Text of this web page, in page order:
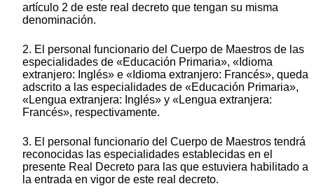
artículo 2 de este real decreto que tengan su misma
denominación.
2. El personal funcionario del Cuerpo de Maestros de las
especialidades de «Educación Primaria», «Idioma
extranjero: Inglés» e «Idioma extranjero: Francés», queda
adscrito a las especialidades de «Educación Primaria»,
«Lengua extranjera: Inglés» y «Lengua extranjera:
Francés», respectivamente.
3. El personal funcionario del Cuerpo de Maestros tendrá
reconocidas las especialidades establecidas en el
presente Real Decreto para las que estuviera habilitado a
la entrada en vigor de este real decreto.